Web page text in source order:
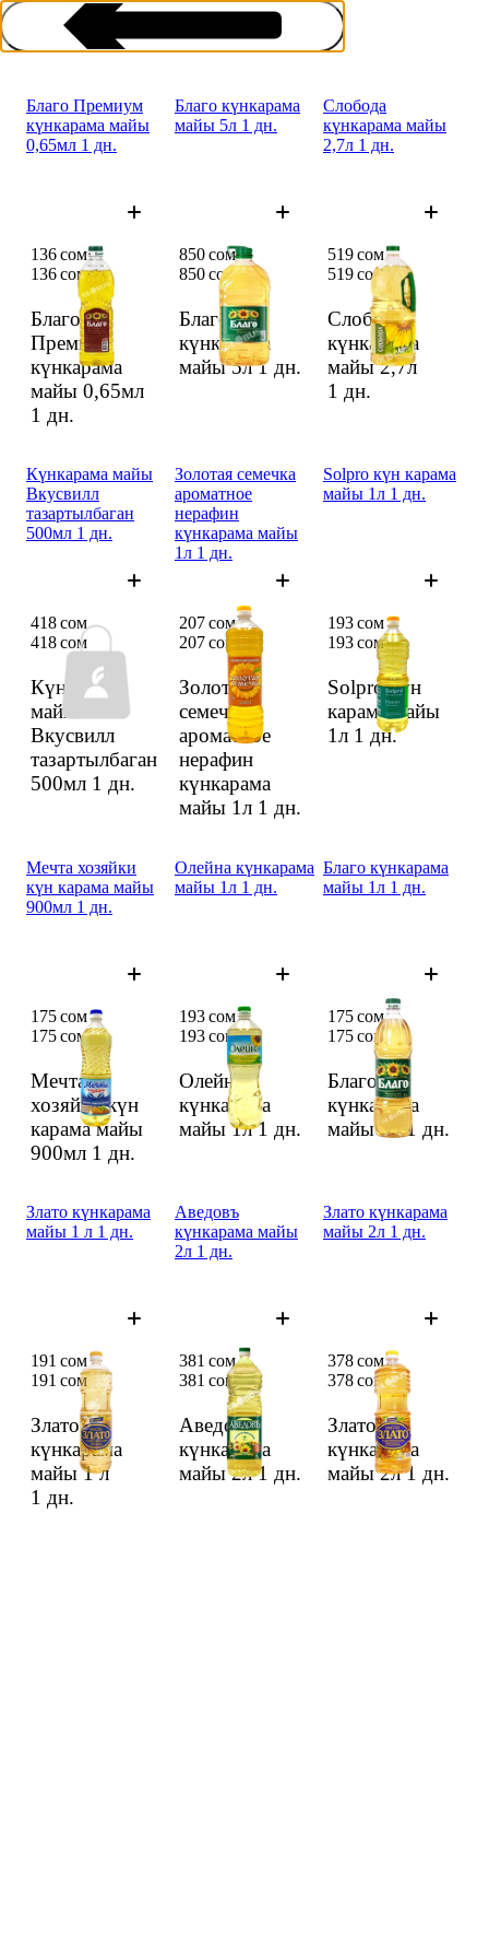
Күн карама майы
Благо Премиум
күнкарама майы
0,65мл 1 дн.
Благо
Премиум
күнкарама
майы 0,65мл
1 дн.
136 сом
136 сом
Благо күнкарама
майы 5л 1 дн.
Благо
күнкарама
майы 5л1 дн.
850 сом
850 сом
Слобода
күнкарама майы
2,7л 1 дн.
Слобода
күнкарама
майы 2,7л
1 дн.
519 сом
519 сом
Күнкарама майы
Вкусвилл
тазартылбаган
500мл 1 дн.
Күнкарама
майы
Вкусвилл
тазартылбаган
500мл 1 дн.
418 сом
418 сом
Золотая семечка
ароматное
нерафин
күнкарама майы
1л 1 дн.
Золотая
семечка
ароматное
нерафин
күнкарама
майы 1л 1 дн.
207 сом
207 сом
Solpro күн карама
майы 1л 1 дн.
Solpro күн
карама майы
1л 1 дн.
193 сом
193 сом
Мечта хозяйки
күн карама майы
900мл 1 дн.
Мечта
хозяйки күн
карама майы
900мл 1 дн.
175 сом
175 сом
Олейна күнкарама
майы 1л 1 дн.
Олейна
күнкарама
майы 1л1 дн.
193 сом
193 сом
Благо күнкарама
майы 1л 1 дн.
Благо
күнкарама
майы 1л1 дн.
175 сом
175 сом
Злато күнкарама
майы 1 л 1 дн.
Злато
күнкарама
майы 1 л
1 дн.
191 сом
191 сом
Аведовъ
күнкарама майы
2л 1 дн.
Аведовъ
күнкарама
майы 2л1 дн.
381 сом
381 сом
Злато күнкарама
майы 2л 1 дн.
Злато
күнкарама
майы 2л1 дн.
378 сом
378 сом